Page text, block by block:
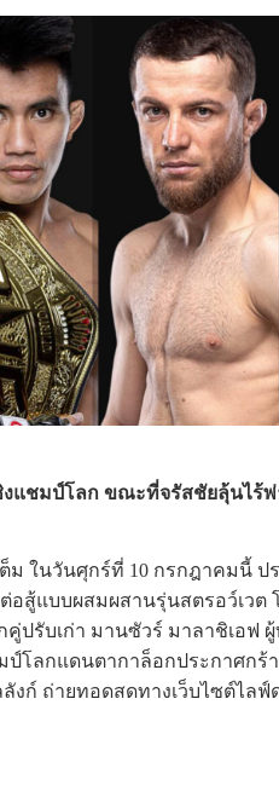
แชมป์โลก ขณะที่จรัสชัยลุ้นไร้พ่
ในวันศุกร์ที่ 10 กรกฎาคมนี้ ปร
อสู้แบบผสมผสานรุ่นสตรอว์เวต
ปรับเก่า มานซัวร์ มาลาชิเอฟ
โลกแดนตากาล็อกประกาศก
ก์ ถ่ายทอดสดทางเว็บไซต์ไลฟ์